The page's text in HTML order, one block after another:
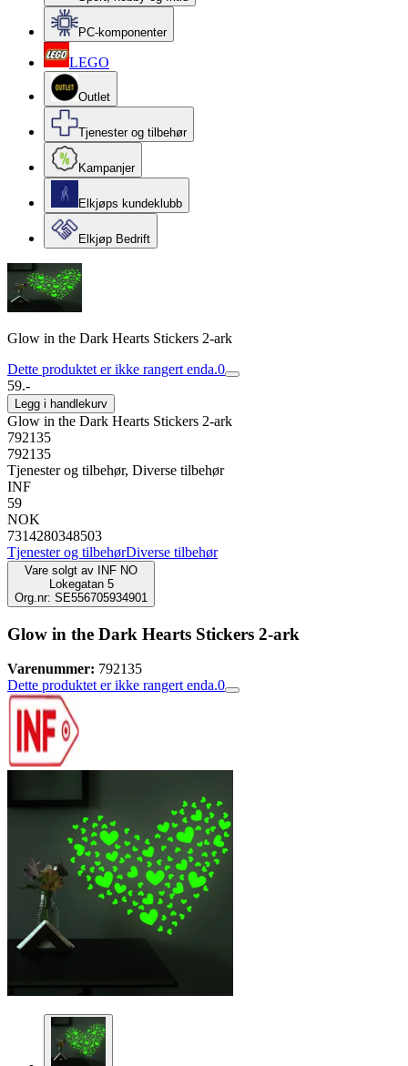
PC-komponenter
LEGO
Outlet
Tjenester og tilbehør
Kampanjer
Elkjøps kundeklubb
Elkjøp Bedrift
Glow in the Dark Hearts Stickers 2-ark
Dette produktet er ikke rangert enda.0
59.-
Legg i handlekurv
Glow in the Dark Hearts Stickers 2-ark
792135
792135
Tjenester og tilbehør, Diverse tilbehør
INF
59
NOK
7314280348503
Tjenester og tilbehørDiverse tilbehør
Vare solgt av
INF NO
Lokegatan 5
Org.nr: SE556705934901
Glow in the Dark Hearts Stickers 2-ark
Varenummer: 792135
Dette produktet er ikke rangert enda.0